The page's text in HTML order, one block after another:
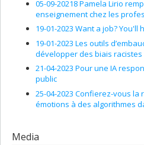
05-09-20218 Pamela Lirio
enseignement chez les
19-01-2023 Want a job?
19-01-2023 Les outils
développer des biais
21-04-2023 Pour une IA
public
25-04-2023 Confierez-vous
émotions à des algorithmes
Media